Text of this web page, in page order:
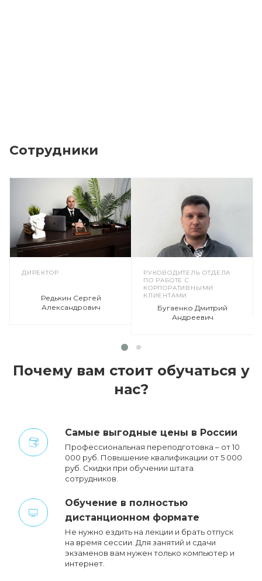
Сотрудники
ДИРЕКТОР
Редькин Сергей
Александрович
РУКОВОДИТЕЛЬ ОТДЕЛА
ПО РАБОТЕ С
КОРПОРАТИВНЫМИ
КЛИЕНТАМИ
Бугаенко Дмитрий
Андреевич
Почему вам стоит обучаться у
нас?
Cамые выгодные цены в России
Профессиональная переподготовка – от 10
000 руб. Повышение квалификации от 5 000
руб. Cкидки при обучении штата
сотрудников.
Обучение в полностью
дистанционном формате
Не нужно ездить на лекции и брать отпуск
на время сессии. Для занятий и сдачи
экзаменов вам нужен только компьютер и
интернет.